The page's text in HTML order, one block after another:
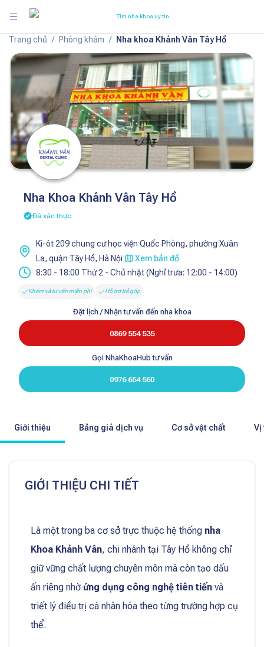
Tìm nha khoa uy tín
Trang chủ / Phòng khám / Nha khoa Khánh Vân Tây Hồ
Nha Khoa Khánh Vân Tây Hồ
Đã xác thực
Ki-ôt 209 chung cư học viện Quốc Phòng, phường Xuân
La, quận Tây Hồ, Hà Nội
Xem bản đồ
8:30 - 18:00 Thứ 2 - Chủ nhật (Nghỉ trưa: 12:00 - 14:00)
Khám và tư vấn miễn phí Hỗ trợ trả góp
Đặt lịch / Nhận tư vấn đến nha khoa
0869 554 535
Gọi NhaKhoaHub tư vấn
0976 654 560
Giới thiệu Bảng giá dịch vụ Cơ sở vật chất Vị
GIỚI THIỆU CHI TIẾT
Là một trong ba cơ sở trực thuộc hệ thống nha
Khoa Khánh Vân, chi nhánh tại Tây Hồ không chỉ
giữ vững chất lượng chuyên môn mà còn tạo dấu
ấn riêng nhờ ứng dụng công nghệ tiên tiến và
triết lý điều trị cá nhân hóa theo từng trường hợp cụ
thể.